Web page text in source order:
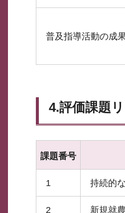
普及指導活動の成
4.評価課題
課題番号
1 持続的
2 新規就